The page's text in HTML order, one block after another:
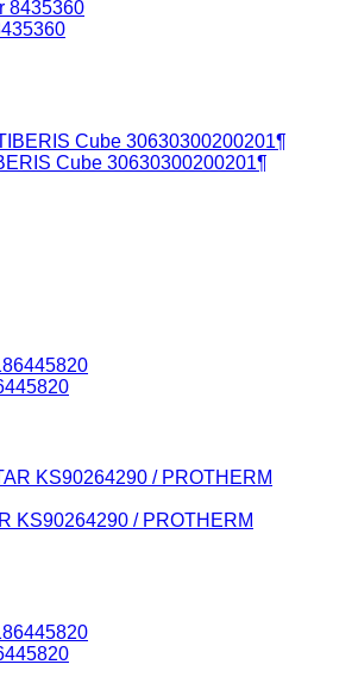
Cube 30630300200201¶
KS90264290 / PROTHERM